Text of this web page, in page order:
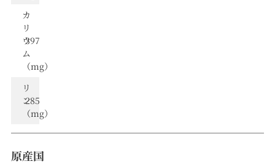
カ
リ
ウ
ム
（mg）
397
リ
ン
（mg）
285
原産国